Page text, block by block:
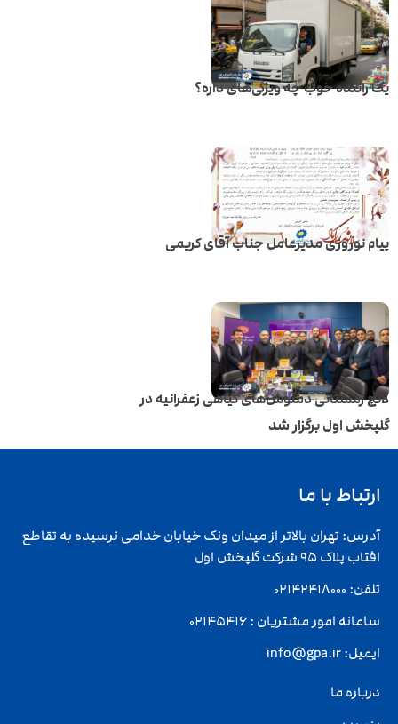
یک راننده خوب چه ویژگی‌های داره؟
پیام نوروزی مدیرعامل جناب آقای کریمی
لانچ زمستانی دمنوش‌های گیاهی زعفرانیه در
گلپخش اول برگزار شد
ارتباط با ما
آدرس: تهران بالاتر از میدان ونک خیابان خدامی نرسیده به تقاطع
افتاب پلاک 95 شرکت گلپخش اول
تلفن: 02142418000
سامانه امور مشتریان : 02145416
ایمیل: info@gpa.ir
درباره ما